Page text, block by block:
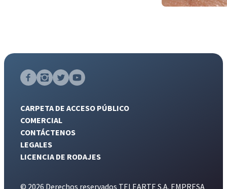
CARPETA DE ACCESO PÚBLICO
COMERCIAL
CONTÁCTENOS
LEGALES
LICENCIA DE RODAJES
© 2026 Derechos reservados TELEARTE S.A. EMPRESA